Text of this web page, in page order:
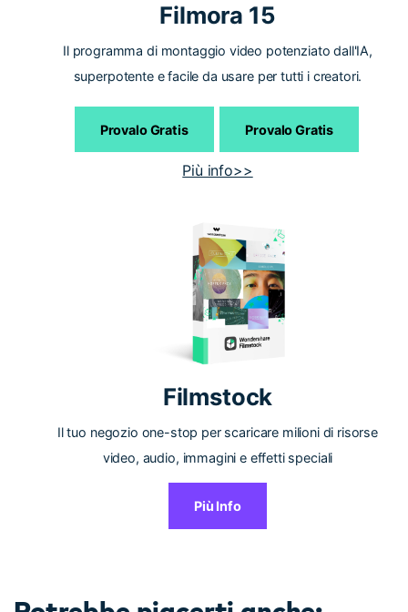
Filmora 15
Il programma di montaggio video potenziato dall'IA,
superpotente e facile da usare per tutti i creatori.
Provalo Gratis Provalo Gratis
Più info>>
Filmstock
Il tuo negozio one-stop per scaricare milioni di risorse
video, audio, immagini e effetti speciali
Più Info